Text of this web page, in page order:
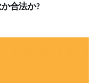
合法か?